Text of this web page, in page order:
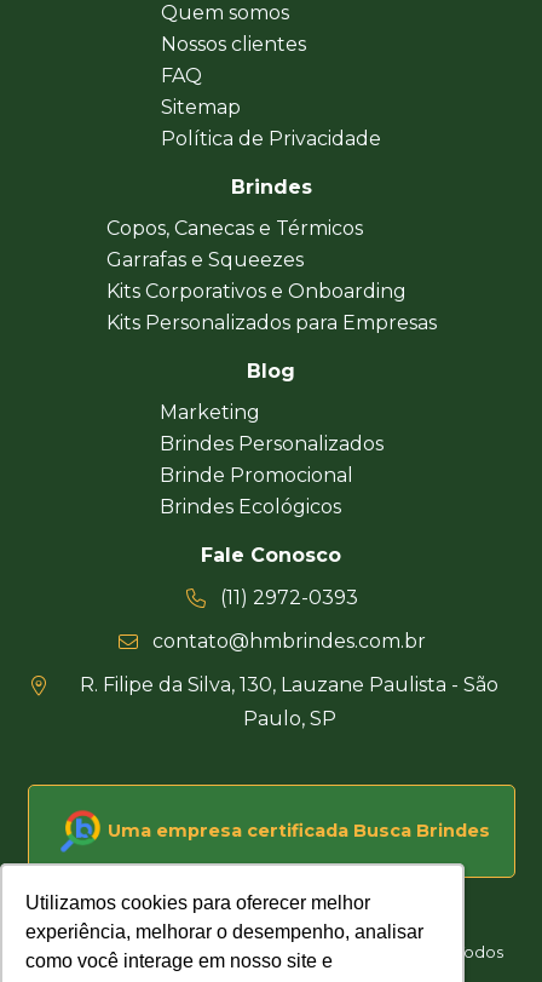
Utilizamos cookies para oferecer melhor
experiência, melhorar o desempenho, analisar
como você interage em nosso site e
Utilizamos cookies para oferecer melhor
experiência, melhorar o desempenho, analisar
como você interage em nosso site e
Quem somos
Nossos clientes
FAQ
Sitemap
Política de Privacidade
Brindes
Copos, Canecas e Térmicos
Garrafas e Squeezes
Kits Corporativos e Onboarding
Kits Personalizados para Empresas
Blog
Marketing
Brindes Personalizados
Brinde Promocional
Brindes Ecológicos
Fale Conosco
(11) 2972-0393
contato@hmbrindes.com.br
R. Filipe da Silva, 130, Lauzane Paulista - São
Paulo, SP
Uma empresa certificada Busca Brindes
Hakuna Matata Brindes Corporativos Personalizados © Todos